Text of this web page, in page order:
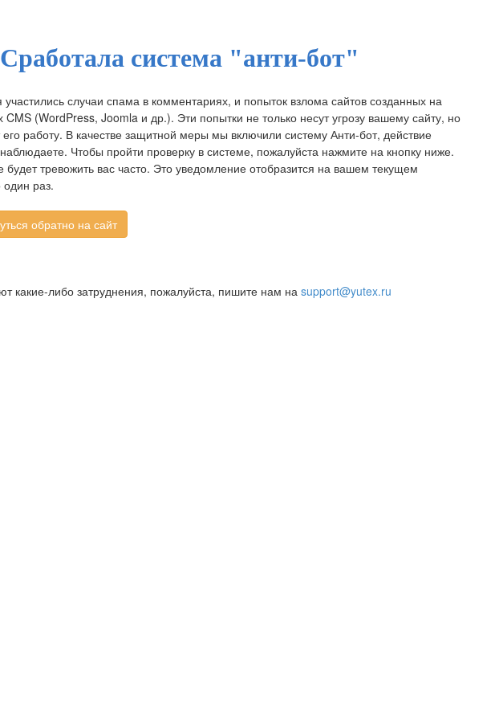
Сработала система "анти-бот"
случаи спама в комментариях, и попыток взлома сайтов созданных на
(WordPress, Joomla и др.). Эти попытки не только несут угрозу вашему сайту, но
работу. В качестве защитной меры мы включили систему Анти-бот, действие
Чтобы пройти проверку в системе, пожалуйста нажмите на кнопку ниже.
тревожить вас часто. Это уведомление отобразится на вашем текущем
один раз.
какие-либо затруднения, пожалуйста, пишите нам на support@yutex.ru